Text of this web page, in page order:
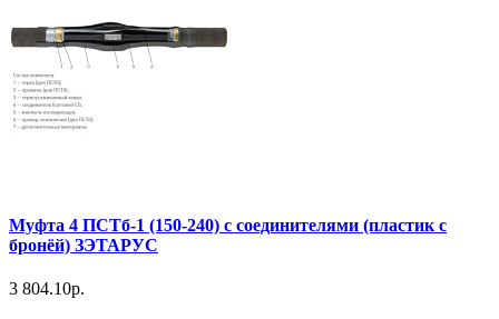
Муфта 4 ПСТб-1 (150-240) с соединителями (пластик с
бронёй) ЗЭТАРУС
3 804.10р.